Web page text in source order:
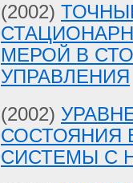
(2002)
МЕРОЙ В
УПРАВЛЕНИЯ
(2002)
СОСТОЯНИЯ
СИСТЕМЫ С